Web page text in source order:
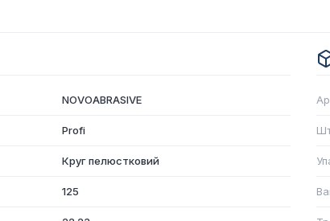
NOVOABRASIVE
Profi
Круг пелюстковий
125